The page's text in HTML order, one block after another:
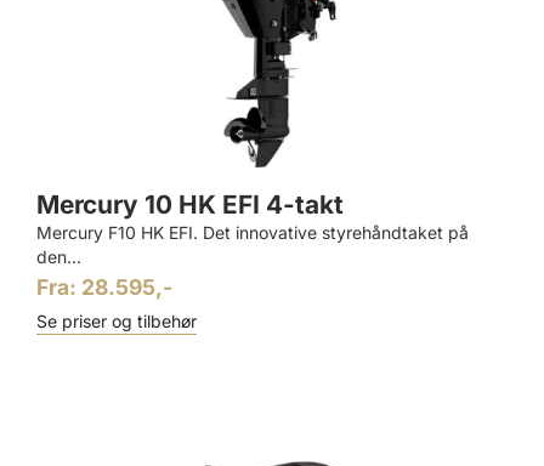
Mercury 10 HK EFI 4-takt
Mercury F10 HK EFI. Det innovative styrehåndtaket på
den...
Fra: 28.595,-
Se priser og tilbehør